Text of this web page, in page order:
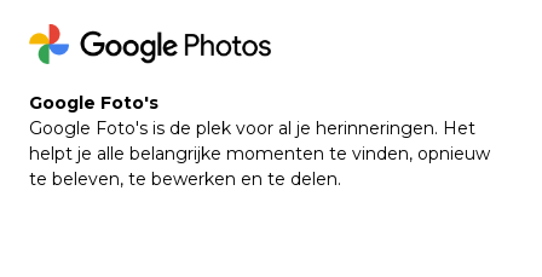
Google Foto's
Google Foto's is de plek voor al je herinneringen. Het
helpt je alle belangrijke momenten te vinden, opnieuw
te beleven, te bewerken en te delen.